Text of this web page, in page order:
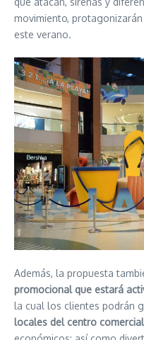
movimiento,
este verano.
Además, la propuesta
promocional que estará
la cual los clientes podrán
locales del centro comercial